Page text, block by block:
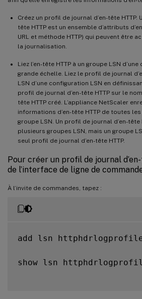
Créez un profil de journal d’en-tête HTTP.
tête HTTP est un ensemble d’attributs
URL et méthode HTTP) qui peuvent être
la journalisation.
Liez l’en-tête HTTP à un groupe LSN
grande échelle. Liez le profil de journal
LSN d’une configuration LSN en
profil de journal d’en-tête HTTP sur le
tête HTTP créé. L’appliance NetScaler
informations d’en-tête HTTP de toutes
groupe LSN. Un profil de journal d’en-tête
plusieurs groupes LSN, mais un groupe
seul profil de journal d’en-tête HTTP.
Pour créer un profil de journal
de l’interface de ligne de
À l’invite de commandes, tapez :
add lsn
show lsn